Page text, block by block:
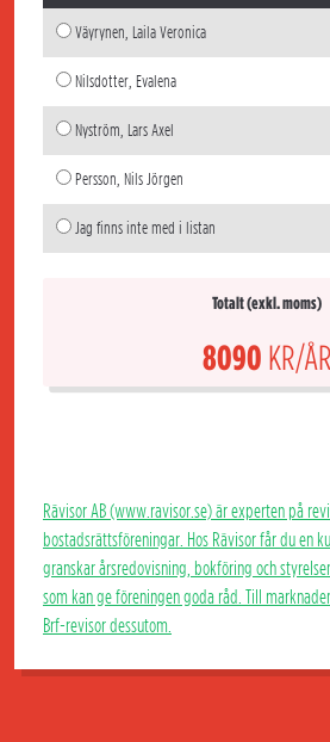
Väyrynen, Laila Veronica
Nilsdotter, Evalena
Nyström, Lars Axel
Persson, Nils Jörgen
Jag finns inte med i listan
Totalt (exkl. moms)
8090 KR/ÅR
Rävisor AB (www.ravisor.se) är experten på
bostadsrättsföreningar. Hos Rävisor får du en
granskar årsredovisning, bokföring och
som kan ge föreningen goda råd. Till
Brf-revisor dessutom.